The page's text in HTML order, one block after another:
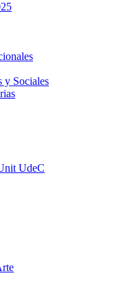
y Sociales
UdeC